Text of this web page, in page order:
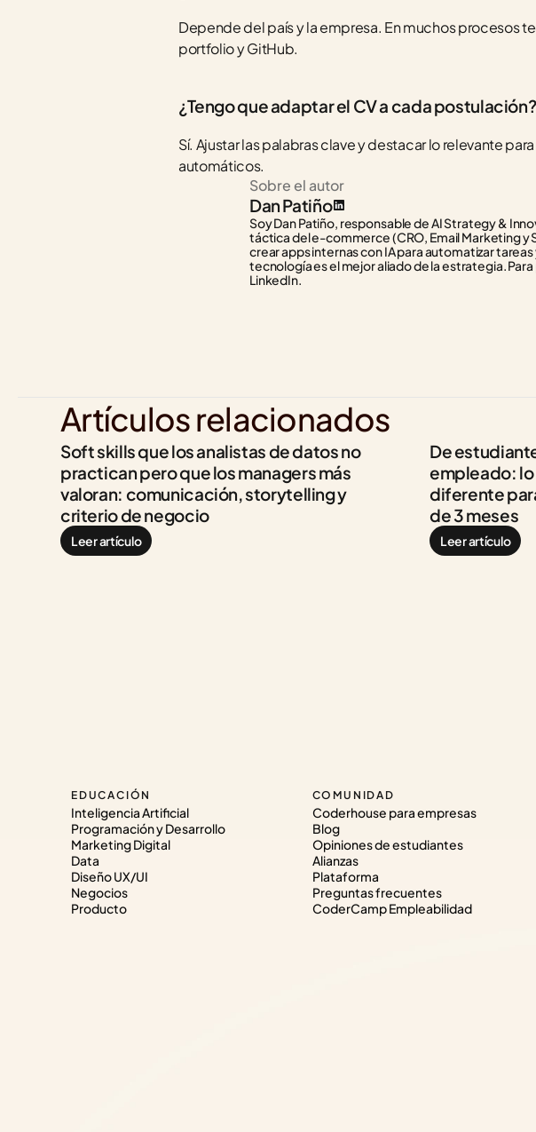
Depende del país y la empresa. En muchos procesos
portfolio y GitHub.
¿Tengo que adaptar el CV a cada postulación?
Sí. Ajustar las palabras clave y destacar lo relevante
automáticos.
Sobre el autor
Dan Patiño
Soy Dan Patiño, responsable de AI Strategy &
táctica del e-commerce (CRO, Email Marketing y
crear apps internas con IA para automatizar
tecnología es el mejor aliado de la estrategia.
LinkedIn.
Artículos relacionados
Soft skills que los analistas de datos no
practican pero que los managers más
valoran: comunicación, storytelling y
criterio de negocio
Leer artículo
De
empleado:
diferente
de 3 meses
Leer artículo
EDUCACIÓN
Inteligencia Artificial
Programación y Desarrollo
Marketing Digital
Data
Diseño UX/UI
Negocios
Producto
COMUNIDAD
Coderhouse para empresas
Blog
Opiniones de estudiantes
Alianzas
Plataforma
Preguntas frecuentes
CoderCamp Empleabilidad